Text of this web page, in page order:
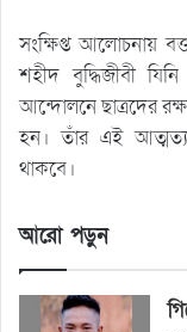
সংক্ষিপ্ত আলোচনায়
শহীদ বুদ্ধিজীবী
আন্দোলনে ছাত্রদের
হন। তাঁর এই
থাকবে।
আরো পড়ুন